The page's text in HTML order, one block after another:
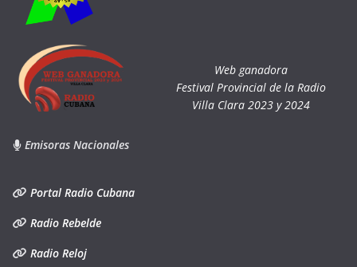
Web ganadora
Festival Provincial de la Radio
Villa Clara 2023 y 2024
Emisoras Nacionales
Portal Radio Cubana
Radio Rebelde
Radio Reloj